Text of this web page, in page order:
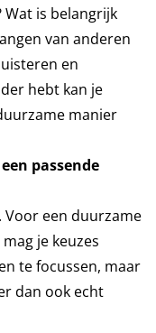
Wat is belangrijk
van anderen
en
hebt kan je
manier
passende
Voor een duurzame
je keuzes
te focussen, maar
dan ook echt